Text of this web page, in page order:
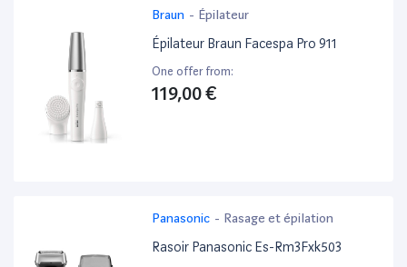
Braun - Épilateur
Épilateur Braun Facespa Pro 911
One offer from:
119,00 €
Panasonic - Rasage et épilation
Rasoir Panasonic Es-Rm3Fxk503